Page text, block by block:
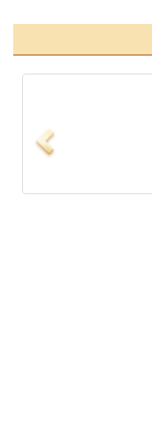
Previous